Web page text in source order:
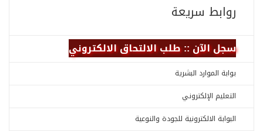
روابط سريعة
سجل الآن :: طلب الالتحاق الالكتروني
بوابة الموارد البشرية
التعليم الإلكتروني
البوابة الالكترونية للجودة والنوعية